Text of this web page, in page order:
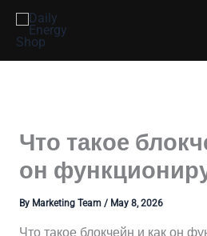
content
Что такое
он
By Marketing Team / May 8, 2026
Что такое блокчейн и как он